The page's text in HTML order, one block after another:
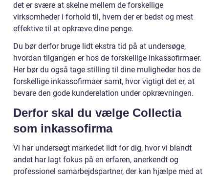
det er svære at skelne mellem de forskellige
virksomheder i forhold til, hvem der er bedst og mest
effektive til at opkræve dine penge.
Du bør derfor bruge lidt ekstra tid på at undersøge,
hvordan tilgangen er hos de forskellige inkassofirmaer.
Her bør du også tage stilling til dine muligheder hos de
forskellige inkassofirmaer samt, hvor vigtigt det er, at
bevare den gode kunderelation under opkrævningen.
Derfor skal du vælge Collectia
som inkassofirma
Vi har undersøgt markedet lidt for dig, hvor vi blandt
andet har lagt fokus på en erfaren, anerkendt og
professionel samarbejdspartner, der kan hjælpe med at